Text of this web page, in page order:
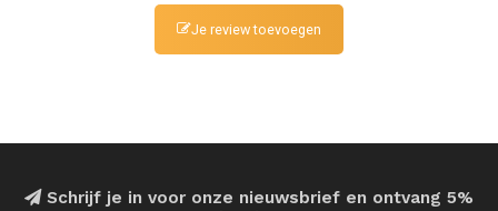
Je review toevoegen
Schrijf je in voor onze nieuwsbrief en ontvang 5%